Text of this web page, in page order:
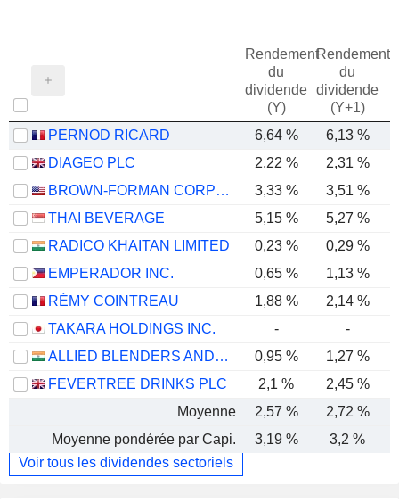
Rendement
du
dividende
(Y)
Rendement
du
dividende
(Y+1)
PERNOD RICARD 6,64 %
6,13 %
DIAGEO PLC
2,22 % 2,31 %
BROWN-FORMAN CORPORATION
3,33 %
3,51 %
THAI BEVERAGE
5,15 % 5,27 %
RADICO KHAITAN LIMITED
0,23 % 0,29 %
EMPERADOR INC.
0,65 % 1,13 %
RÉMY COINTREAU
1,88 %
2,14 %
TAKARA HOLDINGS INC.
-
-
ALLIED BLENDERS AND DISTILLERS LIMITED
0,95 % 1,27 %
FEVERTREE DRINKS PLC
2,1 % 2,45 %
Moyenne
2,57 % 2,72 %
Moyenne pondérée par Capi.
3,19 % 3,2 %
Voir tous les dividendes sectoriels